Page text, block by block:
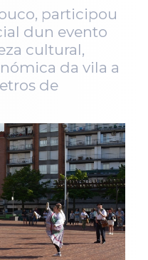
participou
dun evento
cultural,
da vila a
de